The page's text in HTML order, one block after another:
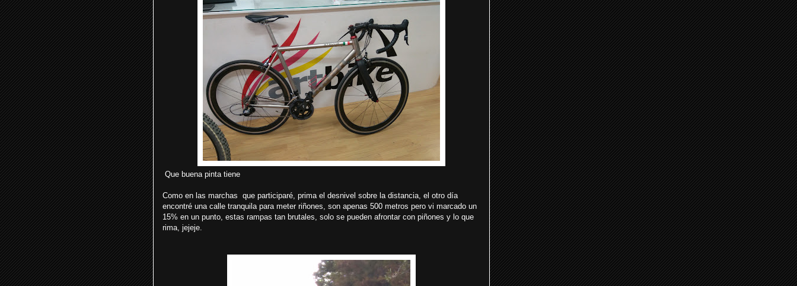
Que buena pinta tiene
Como en las marchas que participaré, prima el desnivel sobre la distancia, el otro día
encontré una calle tranquila para meter riñones, son apenas 500 metros pero vi marcado un
15% en un punto, estas rampas tan brutales, solo se pueden afrontar con piñones y lo que
rima, jejeje.